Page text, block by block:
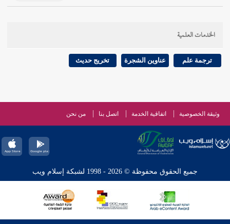
الخدمات العلمية
ترجمة علم عناوين الشجرة تخريج حديث
وثيقة الخصوصية اتفاقية الخدمة اتصل بنا من نحن
جميع الحقوق محفوظة © 2026 - 1998 لشبكة إسلام ويب